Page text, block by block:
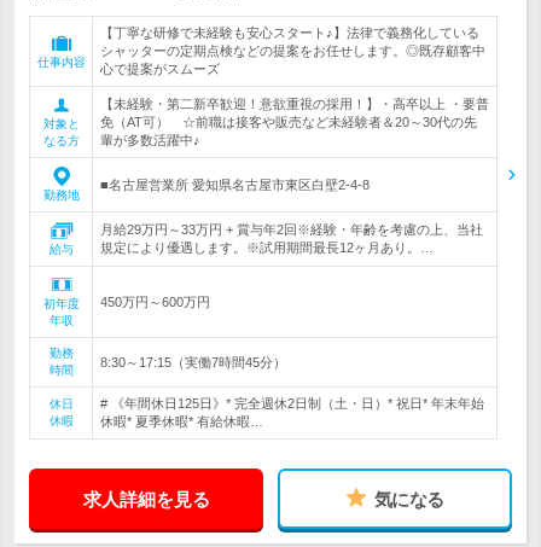
仕事内容
【丁寧な研修で未経験も安心スタート♪】法律で義務化している
シャッターの定期点検などの提案をお任せします。◎既存顧客中
心で提案がスムーズ
対象と
なる方
【未経験・第二新卒歓迎！意欲重視の採用！】・高卒以上 ・要普
免（AT可） ☆前職は接客や販売など未経験者＆20～30代の先
輩が多数活躍中♪
勤務地
■名古屋営業所 愛知県名古屋市東区白壁2-4-8
給与
月給29万円～33万円 + 賞与年2回※経験・年齢を考慮の上、当社
規定により優遇します。※試用期間最長12ヶ月あり。…
初年度
年収
450万円～600万円
勤務
時間
8:30～17:15（実働7時間45分）
休日
休暇
# 《年間休日125日》* 完全週休2日制（土・日）* 祝日* 年末年始
休暇* 夏季休暇* 有給休暇…
求人詳細を見る 気になる